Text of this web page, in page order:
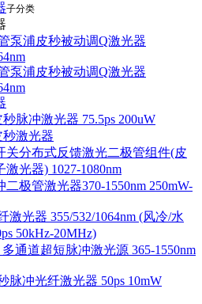
子分类
泵浦皮秒被动调Q激光器
泵浦皮秒被动调Q激光器
脉冲激光器 75.5ps 200uW
秒激光器
关分布式反馈激光二极管组件(皮
光器) 1027-1080nm
极管激光器370-1550nm 250mW-
激光器 355/532/1064nm (风冷/水
50kHz-20MHz)
通道超短脉冲激光源 365-1550nm
脉冲光纤激光器 50ps 10mW